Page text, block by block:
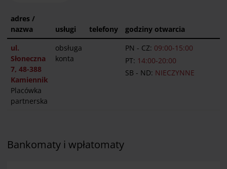
adres /
nazwa
usługi telefony
godziny otwarcia
ul.
Słoneczna
7, 48-388
Kamiennik
Placówka
partnerska
obsługa
konta
PN - CZ: 09:00-15:00
PT: 14:00-20:00
SB - ND: NIECZYNNE
Bankomaty i wpłatomaty